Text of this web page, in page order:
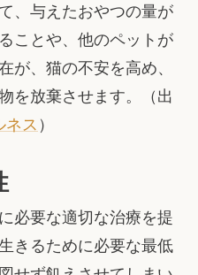
、与えたおやつの量が
ことや、他のペットが
が、猫の不安を高め、
を放棄させます。（出
ネス ）
必要な適切な治療を提
きるために必要な最低